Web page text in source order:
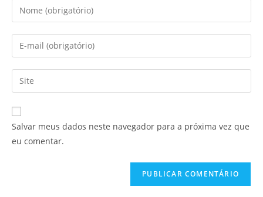
Salvar meus dados neste navegador para a próxima vez que
eu comentar.